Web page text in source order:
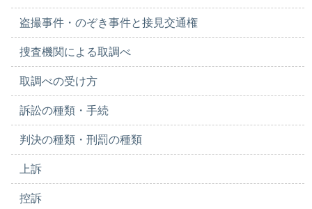
盗撮事件・のぞき事件と接見交通権
捜査機関による取調べ
取調べの受け方
訴訟の種類・手続
判決の種類・刑罰の種類
上訴
控訴